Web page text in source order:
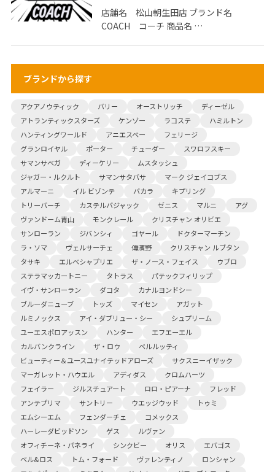
店舗名 松山朝生田店 ブランド名
COACH コーチ 商品名 …
ブランドから探す
アクアノウティック バリー オーストリッチ
ディーゼル
アトランティックスターズ
ケンゾー ラコステ
ハミルトン
ハンティングワールド
アニエスベー
フェリージ
グランロイヤル
ポーター チューダー
スワロフスキー
サマンサベガ
ディーケリー
ムスタッシュ
ジャガー・ルクルト
サマンサタバサ
マーク ジェイコブス
アルマーニ
イル ビゾンテ バカラ
キプリング
トリーバーチ
カステルバジャック ゼニス マルニ
アグ
ヴァンドーム青山
モンクレール
クリスチャン オリビエ
サンローラン
ジバンシィ ゴヤール
ドクターマーチン
ラ・ソマ
ヴェルサーチェ 傳濱野
クリスチャン ルブタン
タサキ
エルベシャプリエ ザ・ノース・フェイス
ウブロ
ステラマッカートニー
タトラス
パテックフィリップ
イヴ・サンローラン
ダコタ
カナルヨンドシー
ブルーダニューブ
トッズ マイセン
アガット
ルミノックス
アイ・ダブリュー・シー
シュプリーム
ユーエスポロアッスン
ハンター
エフエーエル
カルバンクライン
ザ・ロウ
ベルルッティ
ビューティー＆ユースユナイテッドアローズ
サクスニーイザック
マーガレット・ハウエル
アディダス
クロムハーツ
フェイラー
ジルスチュアート ロロ・ピアーナ
フレッド
アンテプリマ
サントリー ウエッジウッド
トゥミ
エムシーエム
フェンダーチェ
コメックス
ハーレーダビッドソン
ゲス
ルヴァン
オフィチーネ・パネライ
シンクビー オリス
エバゴス
ベル&ロス
トム・フォード ヴァレンティノ
ロンシャン